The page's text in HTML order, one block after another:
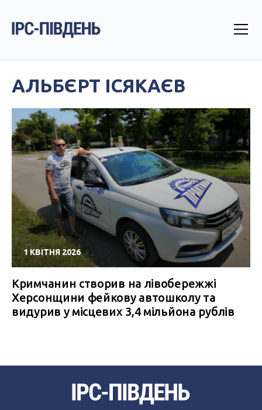
АЛЬБЄРТ ІСЯКАЄВ
1 КВІТНЯ 2026
Кримчанин створив на лівобережжі
Херсонщини фейкову автошколу та
видурив у місцевих 3,4 мільйона рублів